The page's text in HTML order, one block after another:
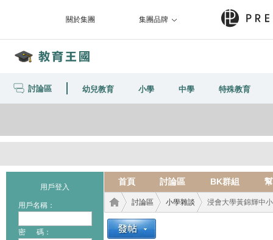
關於集團 集團品牌
討論區 幼兒教育 小學 中學 特殊教育
用戶登入
用戶名稱：
密 碼：
首頁 討論區 BK群組
討論區 小學雜談 浸會大學黃錦輝中